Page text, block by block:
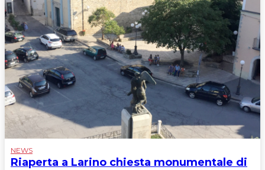
NEWS
Riaperta a Larino chiesta monumentale di